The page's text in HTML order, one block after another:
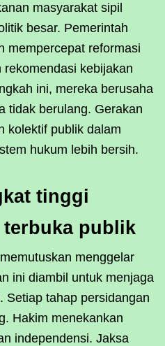
masyarakat sipil
besar. Pemerintah
mempercepat reformasi
rekomendasi kebijakan
ini, mereka berusaha
tidak berulang. Gerakan
kolektif publik dalam
hukum lebih bersih.
tinggi
publik
menggelar
ini diambil untuk menjaga
Setiap tahap persidangan
Hakim menekankan
independensi. Jaksa